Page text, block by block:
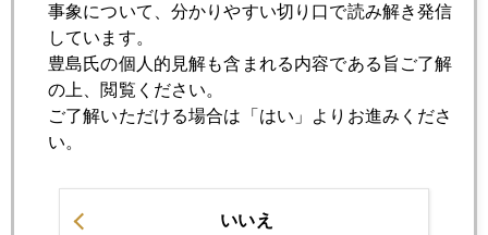
2019年06月19日
日銀とヘッジファンドの神経戦
2019年06月18日
事象について、分かりやすい切り口で読み解き発信
しています。
豊島氏の個人的見解も含まれる内容である旨ご了解
の上、閲覧ください。
ご了解いただける場合は「はい」よりお進みくださ
い。
いいえ